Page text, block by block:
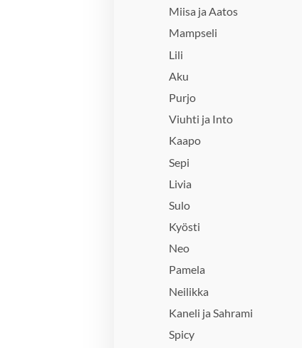
Miisa ja Aatos
Mampseli
Lili
Aku
Purjo
Viuhti ja Into
Kaapo
Sepi
Livia
Sulo
Kyösti
Neo
Pamela
Neilikka
Kaneli ja Sahrami
Spicy